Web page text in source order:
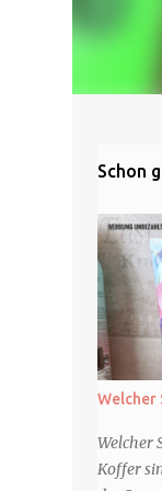
Schon
Welcher
Welcher
Koffer